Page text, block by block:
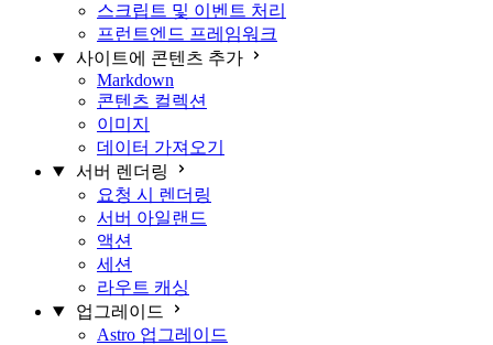
스크립트 및 이벤트 처리
프런트엔드 프레임워크
사이트에 콘텐츠 추가
Markdown
콘텐츠 컬렉션
이미지
데이터 가져오기
서버 렌더링
요청 시 렌더링
서버 아일랜드
액션
세션
라우트 캐싱
업그레이드
Astro 업그레이드